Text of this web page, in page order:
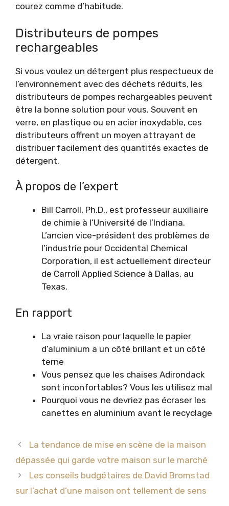
courez comme d’habitude.
Distributeurs de pompes
rechargeables
Si vous voulez un détergent plus respectueux de
l’environnement avec des déchets réduits, les
distributeurs de pompes rechargeables peuvent
être la bonne solution pour vous. Souvent en
verre, en plastique ou en acier inoxydable, ces
distributeurs offrent un moyen attrayant de
distribuer facilement des quantités exactes de
détergent.
À propos de l’expert
Bill Carroll, Ph.D., est professeur auxiliaire
de chimie à l’Université de l’Indiana.
L’ancien vice-président des problèmes de
l’industrie pour Occidental Chemical
Corporation, il est actuellement directeur
de Carroll Applied Science à Dallas, au
Texas.
En rapport
La vraie raison pour laquelle le papier
d’aluminium a un côté brillant et un côté
terne
Vous pensez que les chaises Adirondack
sont inconfortables? Vous les utilisez mal
Pourquoi vous ne devriez pas écraser les
canettes en aluminium avant le recyclage
La tendance de mise en scène de la maison
dépassée qui garde votre maison sur le marché
Les conseils budgétaires de David Bromstad
sur l’achat d’une maison ont tellement de sens